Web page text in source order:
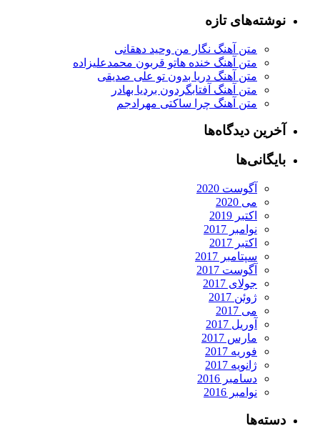
نوشته‌های تازه
متن آهنگ نگار من وحید دهقانی
متن آهنگ خنده هاتو قربون محمدعلیزاده
متن آهنگ دریا بدون تو علی صدیقی
متن آهنگ آفتابگردون بردیا بهادر
متن آهنگ چرا ساکتی مهرادجم
آخرین دیدگاه‌ها
بایگانی‌ها
آگوست 2020
می 2020
اکتبر 2019
نوامبر 2017
اکتبر 2017
سپتامبر 2017
آگوست 2017
جولای 2017
ژوئن 2017
می 2017
آوریل 2017
مارس 2017
فوریه 2017
ژانویه 2017
دسامبر 2016
نوامبر 2016
دسته‌ها